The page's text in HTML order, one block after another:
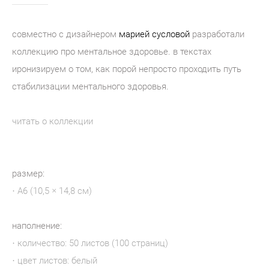
совместно с дизайнером марией сусловой разработали
коллекцию про ментальное здоровье. в текстах
иронизируем о том, как порой непросто проходить путь
стабилизации ментального здоровья.
читать о коллекции
размер:
· А6 (10,5 × 14,8 см)
наполнение:
· количество: 50 листов (100 страниц)
· цвет листов: белый